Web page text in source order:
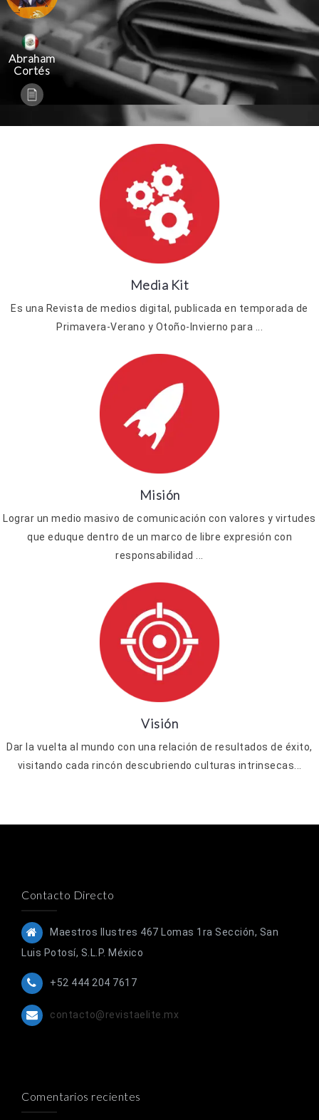
Abraham
Cortés
Media Kit
Es una Revista de medios digital, publicada en temporada de
Primavera-Verano y Otoño-Invierno para ...
Misión
Lograr un medio masivo de comunicación con valores y virtudes
que eduque dentro de un marco de libre expresión con
responsabilidad ...
Visión
Dar la vuelta al mundo con una relación de resultados de éxito,
visitando cada rincón descubriendo culturas intrinsecas...
Contacto Directo
Maestros Ilustres 467 Lomas 1ra Sección, San
Luis Potosí, S.L.P. México
+52 444 204 7617
contacto@revistaelite.mx
Comentarios recientes